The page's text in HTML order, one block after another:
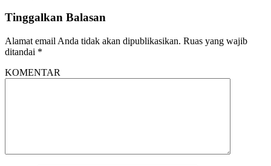
Tinggalkan Balasan
Alamat email Anda tidak akan dipublikasikan. Ruas yang wajib
ditandai *
KOMENTAR